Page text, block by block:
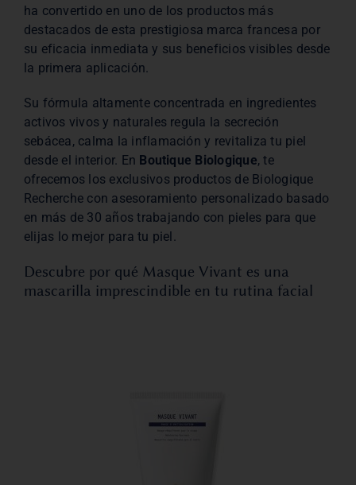
ha convertido en uno de los productos más
destacados de esta prestigiosa marca francesa por
su eficacia inmediata y sus beneficios visibles desde
la primera aplicación.
Su fórmula altamente concentrada en ingredientes
activos vivos y naturales regula la secreción
sebácea, calma la inflamación y revitaliza tu piel
desde el interior. En Boutique Biologique, te
ofrecemos los exclusivos productos de Biologique
Recherche con asesoramiento personalizado basado
en más de 30 años trabajando con pieles para que
elijas lo mejor para tu piel.
Descubre por qué Masque Vivant es una
mascarilla imprescindible en tu rutina facial